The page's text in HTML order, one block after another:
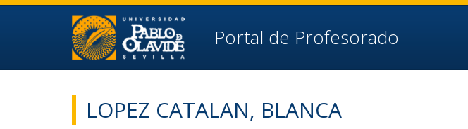
Ir al contenido principal de la página (alt + s)
Ir a la cabecera de la página (alt + c)
Ir al pie de la página (alt + p)
Ir al menú principal (alt + u)
Portal de Profesorado
LOPEZ CATALAN, BLANCA